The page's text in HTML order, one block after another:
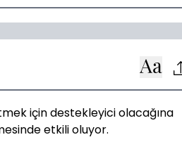
için destekleyici olacağına
etkili oluyor.